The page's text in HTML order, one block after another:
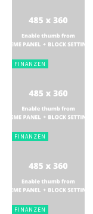
FINANZEN
FINANZEN
FINANZEN